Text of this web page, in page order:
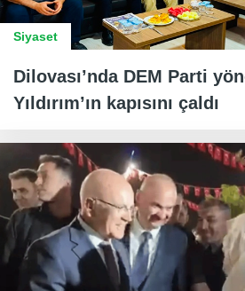
Siyaset
Dilovası’nda DEM Parti
Yıldırım’ın kapısını çaldı